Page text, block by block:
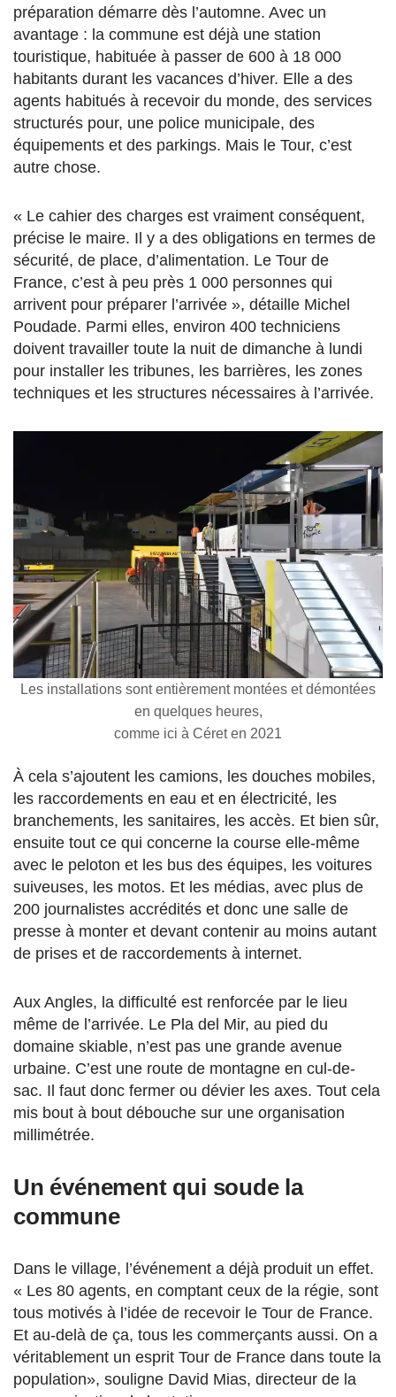
préparation démarre dès l’automne. Avec un
avantage : la commune est déjà une station
touristique, habituée à passer de 600 à 18 000
habitants durant les vacances d’hiver. Elle a des
agents habitués à recevoir du monde, des services
structurés pour, une police municipale, des
équipements et des parkings. Mais le Tour, c’est
autre chose.
« Le cahier des charges est vraiment conséquent,
précise le maire. Il y a des obligations en termes de
sécurité, de place, d’alimentation. Le Tour de
France, c’est à peu près 1 000 personnes qui
arrivent pour préparer l’arrivée », détaille Michel
Poudade. Parmi elles, environ 400 techniciens
doivent travailler toute la nuit de dimanche à lundi
pour installer les tribunes, les barrières, les zones
techniques et les structures nécessaires à l’arrivée.
Les installations sont entièrement montées et démontées
en quelques heures,
comme ici à Céret en 2021
À cela s’ajoutent les camions, les douches mobiles,
les raccordements en eau et en électricité, les
branchements, les sanitaires, les accès. Et bien sûr,
ensuite tout ce qui concerne la course elle-même
avec le peloton et les bus des équipes, les voitures
suiveuses, les motos. Et les médias, avec plus de
200 journalistes accrédités et donc une salle de
presse à monter et devant contenir au moins autant
de prises et de raccordements à internet.
Aux Angles, la difficulté est renforcée par le lieu
même de l’arrivée. Le Pla del Mir, au pied du
domaine skiable, n’est pas une grande avenue
urbaine. C’est une route de montagne en cul-de-
sac. Il faut donc fermer ou dévier les axes. Tout cela
mis bout à bout débouche sur une organisation
millimétrée.
Un événement qui soude la
commune
Dans le village, l’événement a déjà produit un effet.
« Les 80 agents, en comptant ceux de la régie, sont
tous motivés à l’idée de recevoir le Tour de France.
Et au-delà de ça, tous les commerçants aussi. On a
véritablement un esprit Tour de France dans toute la
population», souligne David Mias, directeur de la